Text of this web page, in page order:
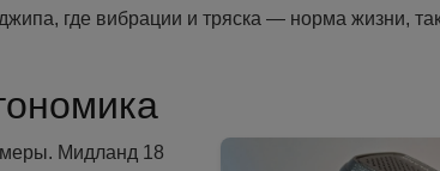
где вибрации и тряска — норма жизни,
Мидланд 18